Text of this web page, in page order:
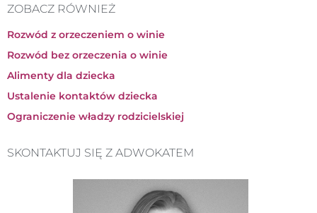
ZOBACZ RÓWNIEŻ
Rozwód z orzeczeniem o winie
Rozwód bez orzeczenia o winie
Alimenty dla dziecka
Ustalenie kontaktów dziecka
Ograniczenie władzy rodzicielskiej
SKONTAKTUJ SIĘ Z ADWOKATEM